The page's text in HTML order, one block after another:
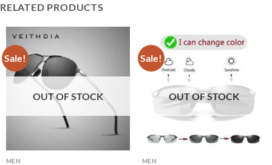
RELATED PRODUCTS
Sale!
OUT OF STOCK
MEN
Sale!
OUT OF STOCK
MEN